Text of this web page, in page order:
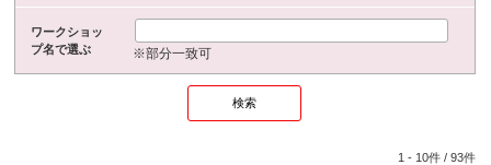
ワークショッ
プ名で選ぶ
※部分一致可
1 - 10件 /93件